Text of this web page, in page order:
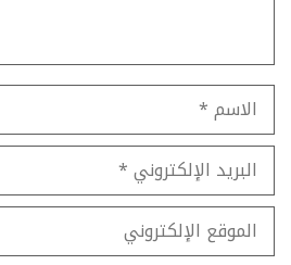
الاسم
البريد
الإلكتروني
الموقع
الإلكتروني